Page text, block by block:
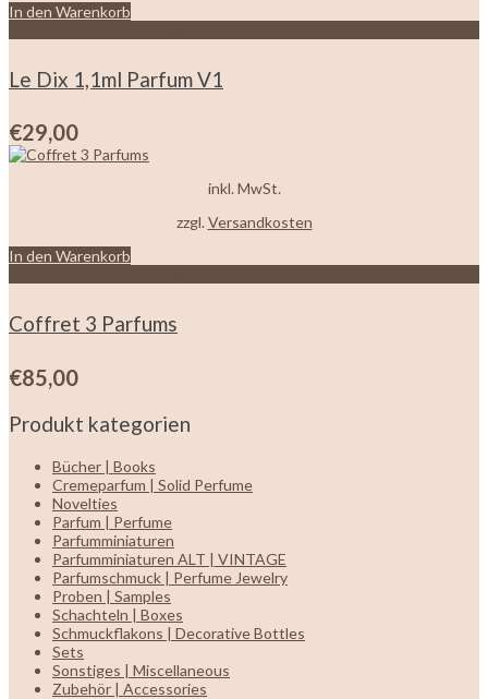
In den Warenkorb
Le Dix 1,1ml Parfum V1
€29,00
inkl. MwSt.
zzgl. Versandkosten
In den Warenkorb
Coffret 3 Parfums
€85,00
Produkt kategorien
Bücher | Books
Cremeparfum | Solid Perfume
Novelties
Parfum | Perfume
Parfumminiaturen
Parfumminiaturen ALT | VINTAGE
Parfumschmuck | Perfume Jewelry
Proben | Samples
Schachteln | Boxes
Schmuckflakons | Decorative Bottles
Sets
Sonstiges | Miscellaneous
Zubehör | Accessories